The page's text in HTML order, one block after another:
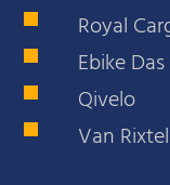
Royal
Ebike
Qivelo
Van Rixtel